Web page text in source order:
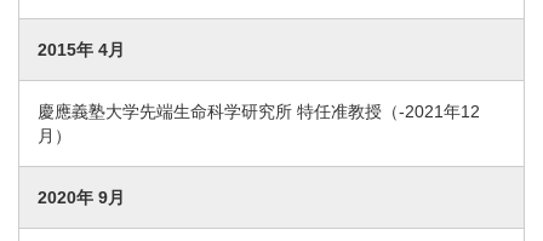
2015年 4月
慶應義塾大学先端生命科学研究所 特任准教授（-2021年12
月）
2020年 9月